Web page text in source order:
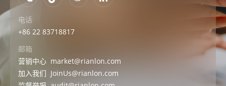
电话
+86 22 83718817
邮箱
营销中心 market@rianlon.com
加入我们 JoinUs@rianlon.com